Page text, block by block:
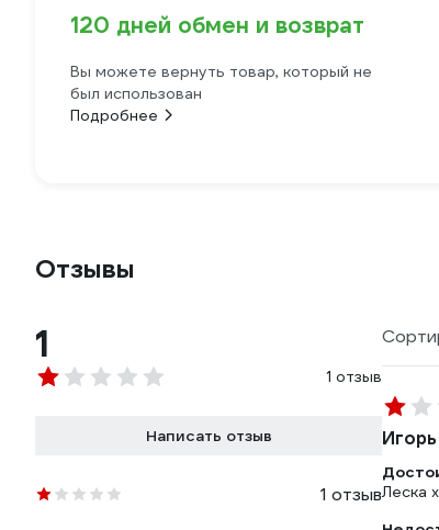
120 дней обмен и возврат
Вы можете вернуть товар, который не
был использован
Подробнее
Отзывы
1
1 отзыв
Написать отзыв
1 отзывЛеска